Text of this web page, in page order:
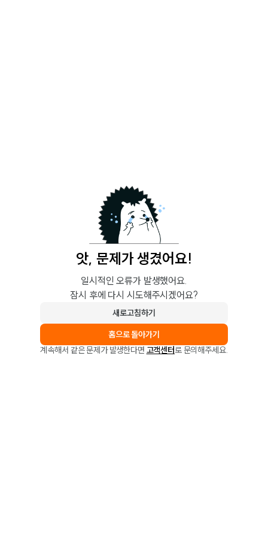
앗, 문제가 생겼어요!
일시적인 오류가 발생했어요.
잠시 후에 다시 시도해주시겠어요?
새로고침하기
홈으로 돌아가기
계속해서 같은 문제가 발생한다면 고객센터로 문의해주세요.